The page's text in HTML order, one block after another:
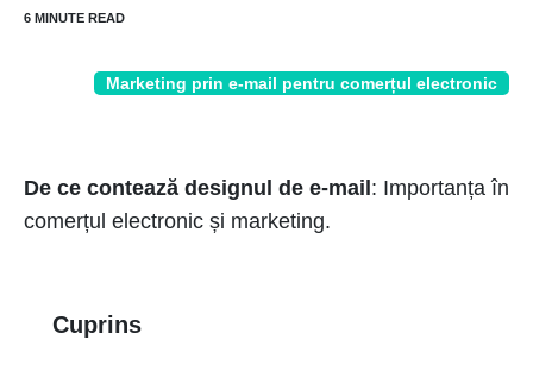
Marketing prin e-mail pentru comerțul electronic
De ce contează designul de e-mail : Importanța în
comerțul electronic și marketing.
Cuprins